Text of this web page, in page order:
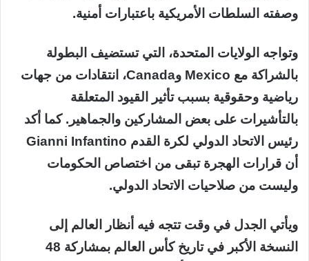
وصفته السلطات الأمريكية باعتبارات أمنية.
وتواجه الولايات المتحدة، التي تستضيف البطولة
بالشراكة مع Mexico وCanada، انتقادات من جهات
رياضية وحقوقية بسبب تأثير القيود المتعلقة
بالتأشيرات على بعض المشاركين والجماهير. كما أكد
رئيس الاتحاد الدولي لكرة القدم Gianni Infantino
أن قرارات الهجرة تبقى من اختصاص الحكومات
وليست من صلاحيات الاتحاد الدولي.
ويأتي الجدل في وقت تتجه فيه أنظار العالم إلى
النسخة الأكبر في تاريخ كأس العالم بمشاركة 48